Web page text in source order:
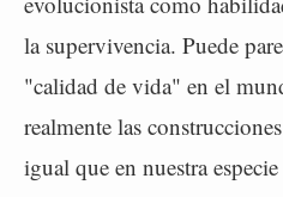
la supervivencia. Puede
"calidad de vida" en el
realmente las
igual que en nuestra